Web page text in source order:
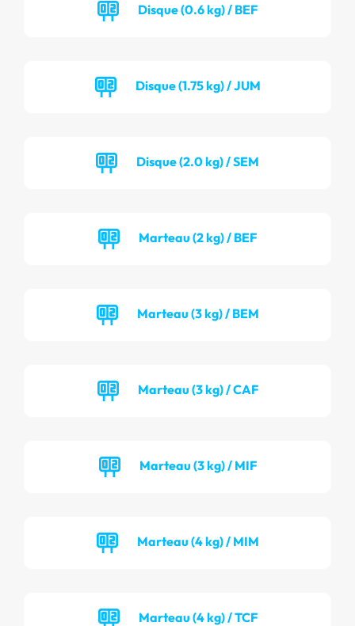
Disque (0.6 kg) / BEF
Disque (1.75 kg) / JUM
Disque (2.0 kg) / SEM
Marteau (2 kg) / BEF
Marteau (3 kg) / BEM
Marteau (3 kg) / CAF
Marteau (3 kg) / MIF
Marteau (4 kg) / MIM
Marteau (4 kg) / TCF